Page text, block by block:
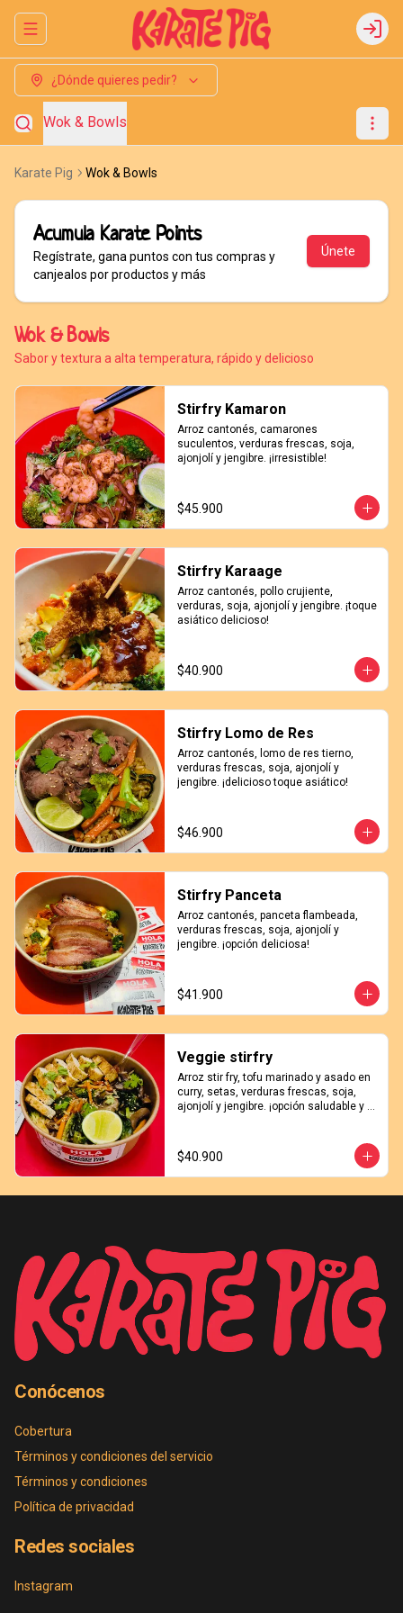
Abrir menu de navegación Login
¿Dónde quieres pedir?
Wok & Bowls
Karate Pig Wok & Bowls
Acumula Karate Points
Regístrate, gana puntos con tus compras y
canjealos por productos y más
Únete
Wok & Bowls
Sabor y textura a alta temperatura, rápido y delicioso
Stirfry Kamaron
Arroz cantonés, camarones
suculentos, verduras frescas, soja,
ajonjolí y jengibre. ¡irresistible!
$45.900
Stirfry Karaage
Arroz cantonés, pollo crujiente,
verduras, soja, ajonjolí y jengibre. ¡toque
asiático delicioso!
$40.900
Stirfry Lomo de Res
Arroz cantonés, lomo de res tierno,
verduras frescas, soja, ajonjolí y
jengibre. ¡delicioso toque asiático!
$46.900
Stirfry Panceta
Arroz cantonés, panceta flambeada,
verduras frescas, soja, ajonjolí y
jengibre. ¡opción deliciosa!
$41.900
Veggie stirfry
Arroz stir fry, tofu marinado y asado en
curry, setas, verduras frescas, soja,
ajonjolí y jengibre. ¡opción saludable y
$40.900
Conócenos
Cobertura
Términos y condiciones del servicio
Términos y condiciones
Política de privacidad
Redes sociales
Instagram